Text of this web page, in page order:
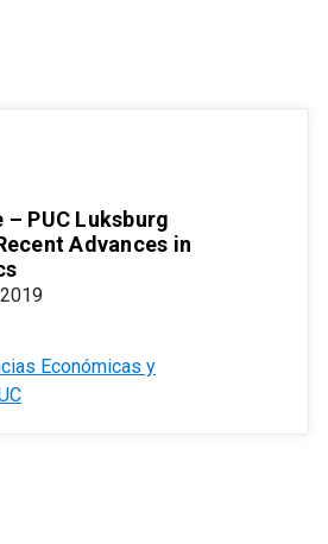
PUC Luksburg
Advances in
Económicas y